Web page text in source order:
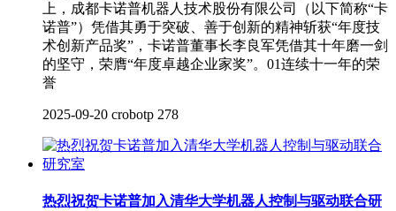
上，成都卡诺普机器人技术股份有限公司（以下简称“卡
诺普”）凭借其勇于突破、善于创新的精神斩获“年度技
术创新产品奖”，卡诺普董事长李良军凭借其十年磨一剑
的坚守，荣膺“年度卓越企业家奖”。01连续十一年的荣
誉
2025-09-20 crobotp 278
热烈祝贺卡诺普加入清华大学机器人控制与驱动联合研